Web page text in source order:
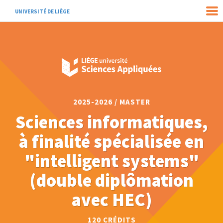
UNIVERSITÉ DE LIÈGE
2025-2026 / MASTER
Sciences informatiques,
à finalité spécialisée en
"intelligent systems"
(double diplômation
avec HEC)
120 CRÉDITS